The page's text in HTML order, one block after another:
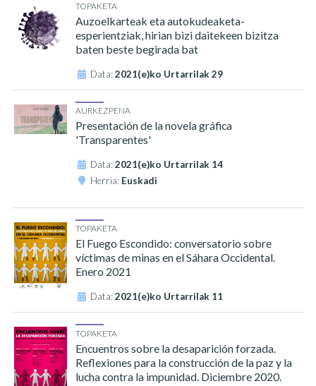
TOPAKETA
Auzoelkarteak eta autokudeaketa-
esperientziak, hirian bizi daitekeen bizitza
baten beste begirada bat
Data:2021(e)ko Urtarrilak 29
AURKEZPENA
Presentación de la novela gráfica
'Transparentes'
Data:2021(e)ko Urtarrilak 14
Herria: Euskadi
TOPAKETA
El Fuego Escondido: conversatorio sobre
víctimas de minas en el Sáhara Occidental.
Enero 2021
Data:2021(e)ko Urtarrilak 11
TOPAKETA
Encuentros sobre la desaparición forzada.
Reflexiones para la construcción de la paz y la
lucha contra la impunidad. Diciembre 2020.